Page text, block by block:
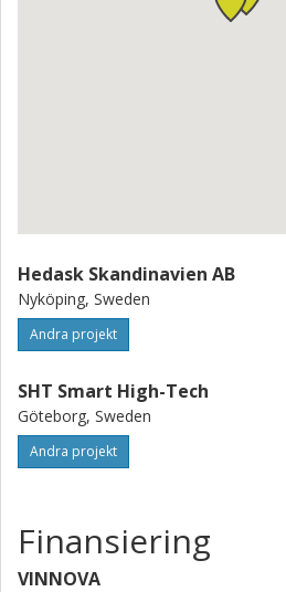
Hedask Skandinavien AB
Nyköping, Sweden
Andra projekt
SHT Smart High-Tech
Göteborg, Sweden
Andra projekt
Finansiering
VINNOVA